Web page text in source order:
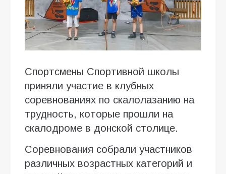
Спортсмены Спортивной школы
приняли участие в клубных
соревнованиях по скалолазанию на
трудность, которые прошли на
скалодроме в донской столице.
Соревнования собрали участников
различных возрастных категорий и